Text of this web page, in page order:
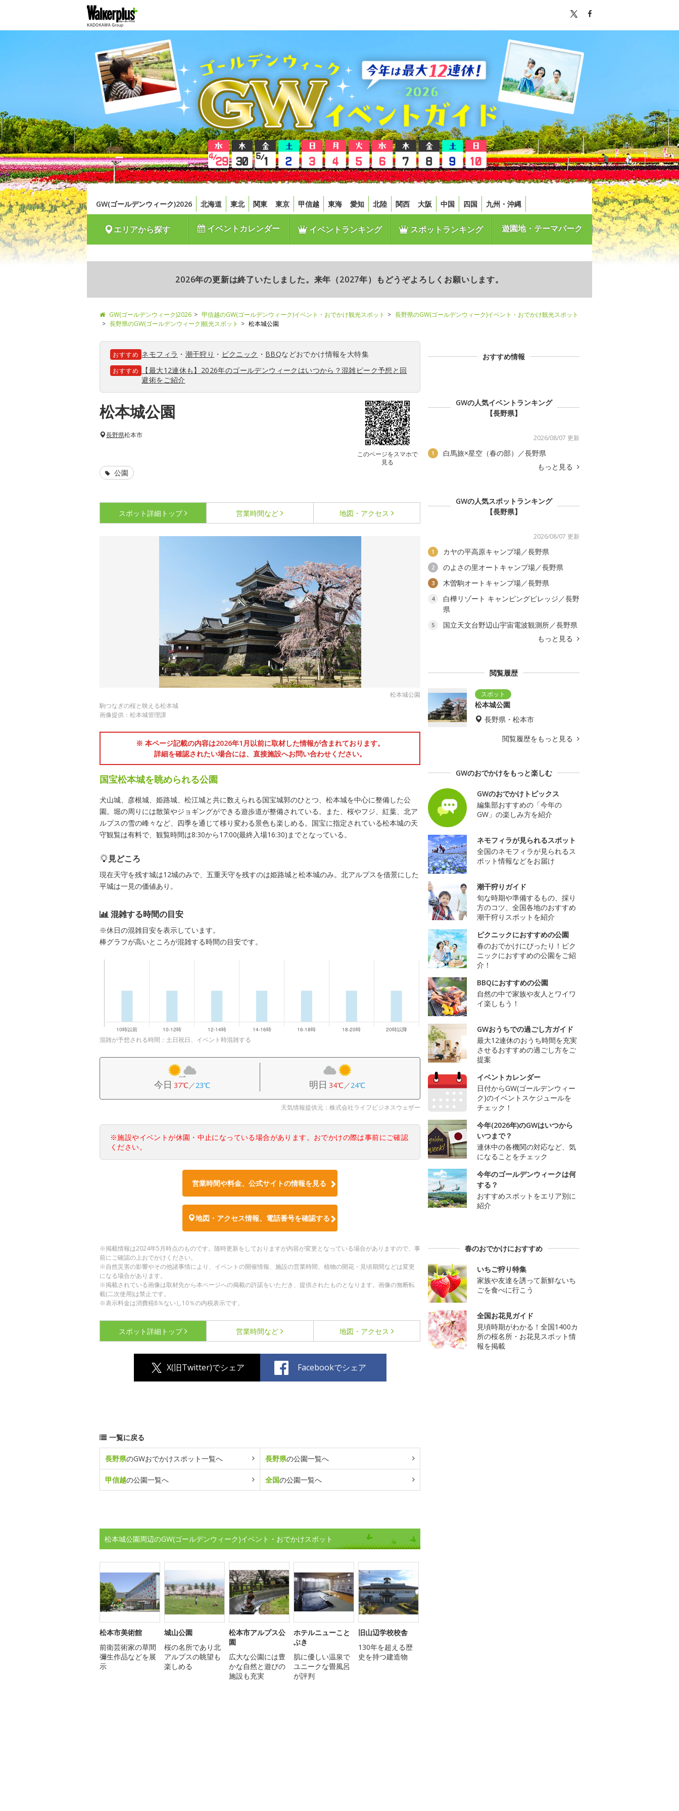
GW(ゴールデンウィーク)2026 北海道 東北 関東 東京 甲信越 東海 愛知 北陸 関西 大阪 中国 四国 九州・沖縄
エリアから探す イベントカレンダー イベントランキング スポットランキング 遊園地・テーマパーク
2026年の更新は終了いたしました。来年（2027年）もどうぞよろしくお願いします。
GW(ゴールデンウィーク)2026 甲信越のGW(ゴールデンウィーク)イベント・おでかけ観光スポット
長野県のGW(ゴールデンウィーク)イベント・おでかけ観光スポット
長野県のGW(ゴールデンウィーク)観光スポット
松本城公園
おすすめ ネモフィラ ・ 潮干狩り ・ ピクニック ・ BBQなどおでかけ情報を大特集
おすすめ
【最大12連休も】2026年のゴールデンウィークはいつから？混雑ピーク予想と回
避術をご紹介
松本城公園
このページをスマホで
見る
長野県松本市
公園
スポット詳細 トップ 営業時間など 地図・アクセス
松本城公園
駒つなぎの桜と映える松本城
画像提供：松本城管理課
※ 本ページ記載の内容は2026年1月以前に取材した情報が含まれております。
詳細を確認されたい場合には、直接施設へお問い合わせください。
国宝松本城を眺められる公園
犬山城、彦根城、姫路城、松江城と共に数えられる国宝城郭のひとつ、松本城を中心に整備した公
園。堀の周りには散策やジョギングができる遊歩道が整備されている。また、桜やフジ、紅葉、北ア
ルプスの雪の峰々など、四季を通じて移り変わる景色も楽しめる。国宝に指定されている松本城の天
守観覧は有料で、観覧時間は8:30から17:00(最終入場16:30)までとなっている。
見どころ
現在天守を残す城は12城のみで、五重天守を残すのは姫路城と松本城のみ。北アルプスを借景にした
平城は一見の価値あり。
混雑する時間の目安
※休日の混雑目安を表示しています。
棒グラフが高いところが混雑する時間の目安です。
混雑が予想される時間：土日祝日、イベント時混雑する
今日 37℃／23℃ 明日 34℃／24℃
天気情報提供元：株式会社ライフビジネスウェザー
※施設やイベントが休園・中止になっている場合があります。おでかけの際は事前にご確認
ください。
営業時間や料金、公式サイトの情報を見る
地図・アクセス情報、電話番号を確認する
※掲載情報は2024年5月時点のものです。随時更新をしておりますが内容が変更となっている場合がありますので、事
前にご確認の上おでかけください。
※自然災害の影響やその他諸事情により、イベントの開催情報、施設の営業時間、植物の開花・見頃期間などは変更
になる場合があります。
※掲載されている画像は取材先から本ページへの掲載の許諾をいただき、提供されたものとなります。画像の無断転
載(二次使用)は禁止です。
※表示料金は消費税8％ないし10％の内税表示です。
スポット詳細 トップ 営業時間など 地図・アクセス
X(旧Twitter)でシェア Facebookでシェア
一覧に戻る
長野県のGWおでかけスポット一覧へ 長野県の公園一覧へ
甲信越の公園一覧へ 全国の公園一覧へ
松本城公園周辺のGW(ゴールデンウィーク)イベント・おでかけスポット
松本市美術館
前衛芸術家の草間
彌生作品などを展
示
城山公園
桜の名所であり北
アルプスの眺望も
楽しめる
松本市アルプス公
園
広大な公園には豊
かな自然と遊びの
施設も充実
ホテルニューこと
ぶき
肌に優しい温泉で
ユニークな畳風呂
が評判
旧山辺学校校舎
130年を超える歴
史を持つ建造物
おすすめ情報
GWの人気イベントランキング
【長野県】
2026/08/07 更新
1
白馬旅×星空（春の部）／長野県
もっと見る
GWの人気スポットランキング
【長野県】
2026/08/07 更新
1 カヤの平高原キャンプ場／長野県
2 のよさの里オートキャンプ場／長野県
3 木曽駒オートキャンプ場／長野県
4
白樺リゾート キャンピングビレッジ／長野
県
5
国立天文台野辺山宇宙電波観測所／長野県
もっと見る
閲覧履歴
松本城公園
長野県・松本市
閲覧履歴をもっと見る
GWのおでかけをもっと楽しむ
GWのおでかけトピックス
編集部おすすめの「今年の
GW」の楽しみ方を紹介
ネモフィラが見られるスポット
全国のネモフィラが見られるス
ポット情報などをお届け
潮干狩りガイド
旬な時期や準備するもの、採り
方のコツ、全国各地のおすすめ
潮干狩りスポットを紹介
ピクニックにおすすめの公園
春のおでかけにぴったり！ピク
ニックにおすすめの公園をご紹
介！
BBQにおすすめの公園
自然の中で家族や友人とワイワ
イ楽しもう！
GWおうちでの過ごし方ガイド
最大12連休のおうち時間を充実
させるおすすめの過ごし方をご
提案
イベントカレンダー
日付からGW(ゴールデンウィー
ク)のイベントスケジュールを
チェック！
今年(2026年)のGWはいつから
いつまで？
連休中の各機関の対応など、気
になることをチェック
今年のゴールデンウィークは何
する？
おすすめスポットをエリア別に
紹介
春のおでかけにおすすめ
いちご狩り特集
家族や友達を誘って新鮮ないち
ごを食べに行こう
全国お花見ガイド
見頃時期がわかる！全国1400カ
所の桜名所・お花見スポット情
報を掲載